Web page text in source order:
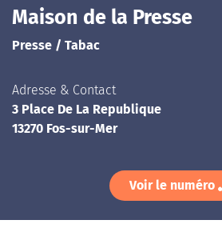
Maison de la Presse
Presse / Tabac
Adresse & Contact
3 Place De La Republique
13270 Fos-sur-Mer
Voir le numéro